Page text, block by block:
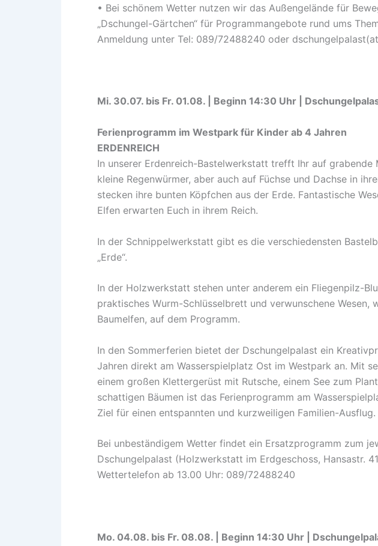
• Bei schönem Wetter nutzen wir das Außengelände für
„Dschungel-Gärtchen“ für Programmangebote rund ums
Anmeldung unter Tel: 089/72488240 oder
Mi. 30.07. bis Fr. 01.08. | Beginn 14:30 Uhr |
Ferienprogramm im Westpark für Kinder ab 4 Jahren
ERDENREICH
In unserer Erdenreich-Bastelwerkstatt trefft Ihr auf grabende
kleine Regenwürmer, aber auch auf Füchse und Dachse in
stecken ihre bunten Köpfchen aus der Erde. Fantastische
Elfen erwarten Euch in ihrem Reich.
In der Schnippelwerkstatt gibt es die verschiedensten
„Erde“.
In der Holzwerkstatt stehen unter anderem ein Fliegenpilz-
praktisches Wurm-Schlüsselbrett und verwunschene Wesen,
Baumelfen, auf dem Programm.
In den Sommerferien bietet der Dschungelpalast ein
Jahren direkt am Wasserspielplatz Ost im Westpark an. Mit
einem großen Klettergerüst mit Rutsche, einem See zum
schattigen Bäumen ist das Ferienprogramm am
Ziel für einen entspannten und kurzweiligen Familien-Ausflug.
Bei unbeständigem Wetter findet ein Ersatzprogramm zum
Dschungelpalast (Holzwerkstatt im Erdgeschoss, Hansastr.
Wettertelefon ab 13.00 Uhr: 089/72488240
Mo. 04.08. bis Fr. 08.08. | Beginn 14:30 Uhr |